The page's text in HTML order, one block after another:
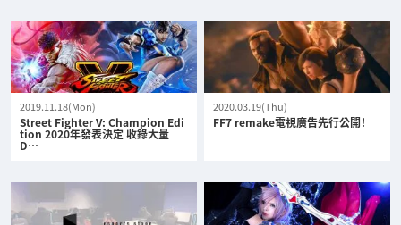
2019.11.18(Mon)
Street Fighter V: Champion Edi
tion 2020年發表決定 收錄大量
D…
2020.03.19(Thu)
FF7 remake電視廣告先行公開！